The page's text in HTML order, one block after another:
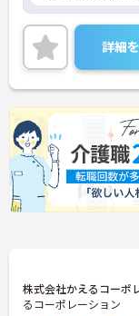
詳細
株式会社かえるコーポ
るコーポレーション